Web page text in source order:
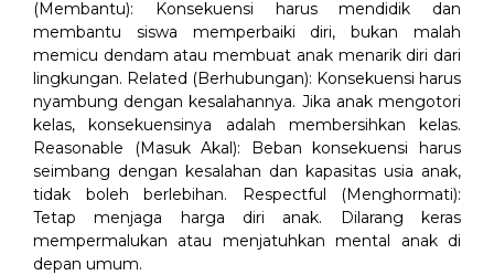
(Membantu): Konsekuensi harus mendidik dan
membantu siswa memperbaiki diri, bukan malah
memicu dendam atau membuat anak menarik diri dari
lingkungan. Related (Berhubungan): Konsekuensi harus
nyambung dengan kesalahannya. Jika anak mengotori
kelas, konsekuensinya adalah membersihkan kelas.
Reasonable (Masuk Akal): Beban konsekuensi harus
seimbang dengan kesalahan dan kapasitas usia anak,
tidak boleh berlebihan. Respectful (Menghormati):
Tetap menjaga harga diri anak. Dilarang keras
mempermalukan atau menjatuhkan mental anak di
depan umum.